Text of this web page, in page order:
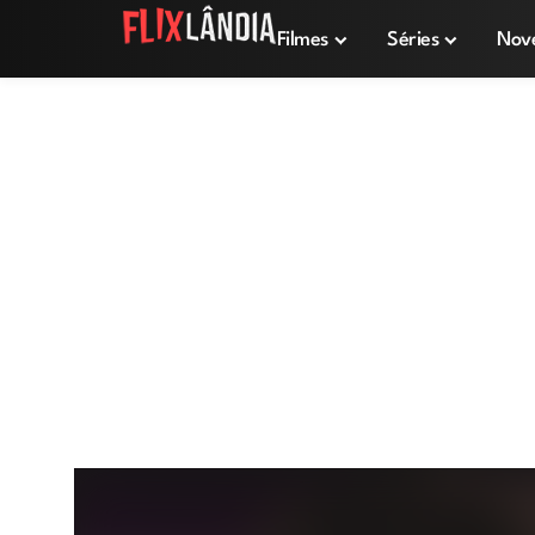
Filmes Séries